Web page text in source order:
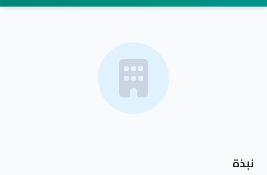
نبذة